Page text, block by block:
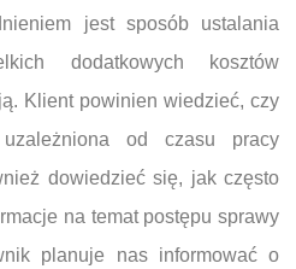
jest sposób ustalania
dodatkowych kosztów
Klient powinien wiedzieć, czy
od czasu pracy
dowiedzieć się, jak często
na temat postępu sprawy
planuje nas informować o